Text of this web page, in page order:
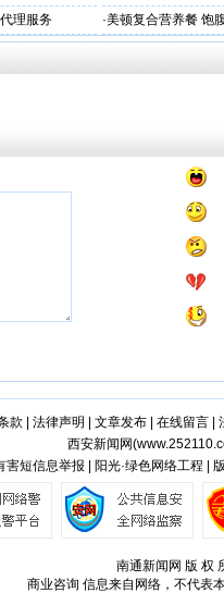
务商
理服务 ·美顿复合营养餐 饱
款 法律声明 文章发布| 在线留言|
西安新闻网(
害短信息举报 | 阳光·绿色网络工程 |
南通新闻网 版 权
商业咨询 信息来自网络，不代表